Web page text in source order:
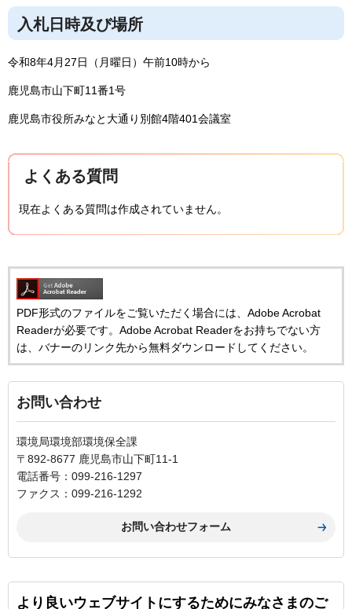
入札日時及び場所
令和8年4月27日（月曜日）午前10時から
鹿児島市山下町11番1号
鹿児島市役所みなと大通り別館4階401会議室
よくある質問
現在よくある質問は作成されていません。
PDF形式のファイルをご覧いただく場合には、Adobe Acrobat
Readerが必要です。Adobe Acrobat Readerをお持ちでない方
は、バナーのリンク先から無料ダウンロードしてください。
お問い合わせ
環境局環境部環境保全課
〒892-8677 鹿児島市山下町11-1
電話番号：099-216-1297
ファクス：099-216-1292
より良いウェブサイトにするためにみなさまのご